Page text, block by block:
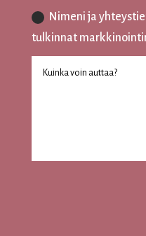
Nimeni ja
tulkinnat